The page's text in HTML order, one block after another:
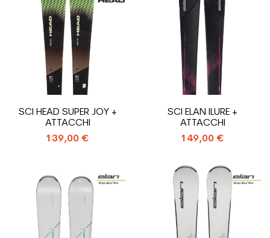
SCI HEAD SUPER JOY +
ATTACCHI
139,00 €
SCI ELAN ILURE +
ATTACCHI
149,00 €